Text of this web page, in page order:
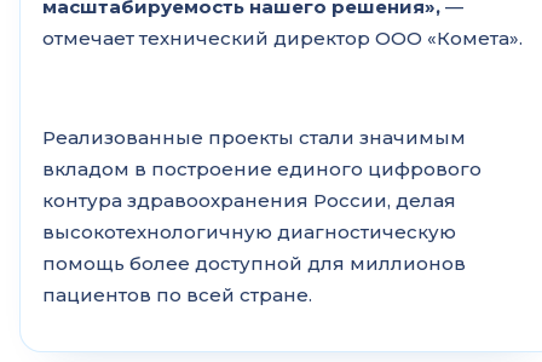
масштабируемость нашего решения», —
отмечает технический директор ООО «Комета».
Реализованные проекты стали значимым
вкладом в построение единого цифрового
контура здравоохранения России, делая
высокотехнологичную диагностическую
помощь более доступной для миллионов
пациентов по всей стране.